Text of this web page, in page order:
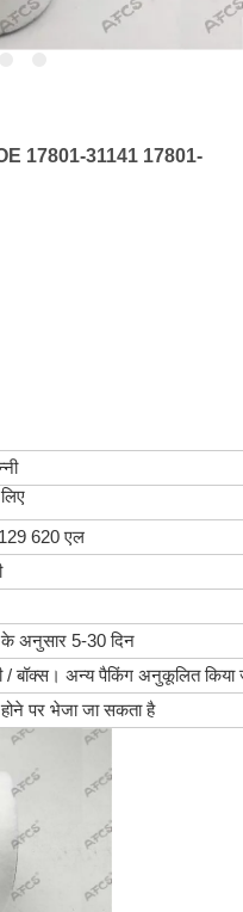
OE 17801-31141 17801-
620 एल
अनुसार 5-30 दिन
/ बॉक्स। अन्य पैकिंग अनुकूलित
पर भेजा जा सकता है